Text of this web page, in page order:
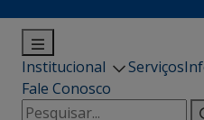
Institucional Serviços
Fale Conosco
Pesquisar